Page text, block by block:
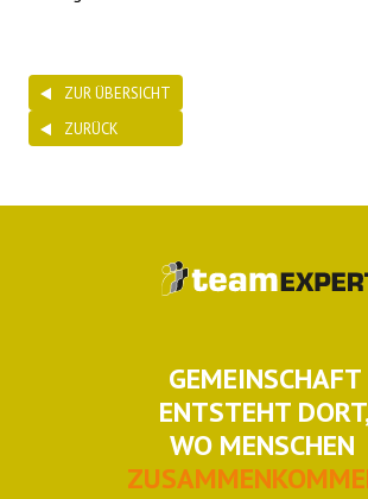
ZUR ÜBERSICHT
ZURÜCK
GEMEINSCHAFT
ENTSTEHT
WO MENSCHEN